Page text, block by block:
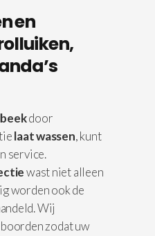
en
door
laat wassen, kunt
service.
wast niet alleen
worden ook de
Wij
zodat uw